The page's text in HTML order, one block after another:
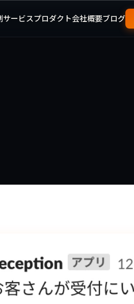
サービスプロダクト会社概要ブログ